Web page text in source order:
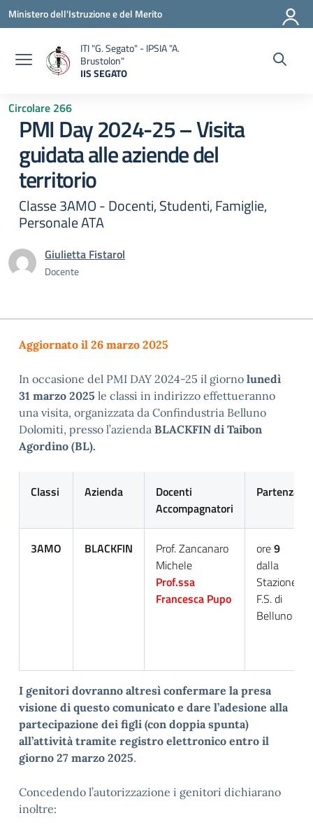
Vai ai contenuti
Vai al menu di navigazione
Vai al footer
Ministero dell'Istruzione e del Merito
ITI "G. Segato" - IPSIA "A.
Brustolon"
IIS SEGATO
Circolare 266
PMI Day 2024-25 – Visita
guidata alle aziende del
territorio
Classe 3AMO - Docenti, Studenti, Famiglie,
Personale ATA
Giulietta Fistarol
Docente
Aggiornato il 26 marzo 2025
In occasione del PMI DAY 2024-25 il giorno lunedì
31 marzo 2025 le classi in indirizzo effettueranno
una visita, organizzata da Confindustria Belluno
Dolomiti, presso l’azienda BLACKFIN di Taibon
Agordino (BL).
Classi Azienda
Docenti
Accompagnatori
Partenza
3AMO BLACKFIN
Prof. Zancanaro
Michele
Prof.ssa
Francesca Pupo
ore9
dalla
Stazione
F.S. di
Belluno
I genitori dovranno altresì confermare la presa
visione di questo comunicato e dare l’adesione alla
partecipazione dei figli (con doppia spunta)
all’attività tramite registro elettronico entro il
giorno 27 marzo 2025.
Concedendo l’autorizzazione i genitori dichiarano
inoltre: